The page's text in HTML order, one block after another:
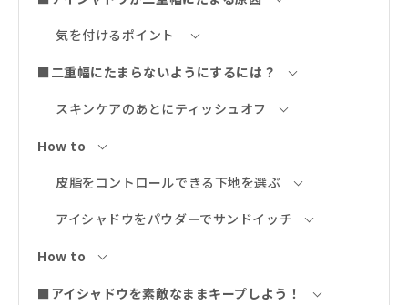
気を付けるポイント
■二重幅にたまらないようにするには？
スキンケアのあとにティッシュオフ
How to
皮脂をコントロールできる下地を選ぶ
アイシャドウをパウダーでサンドイッチ
How to
■アイシャドウを素敵なままキープしよう！